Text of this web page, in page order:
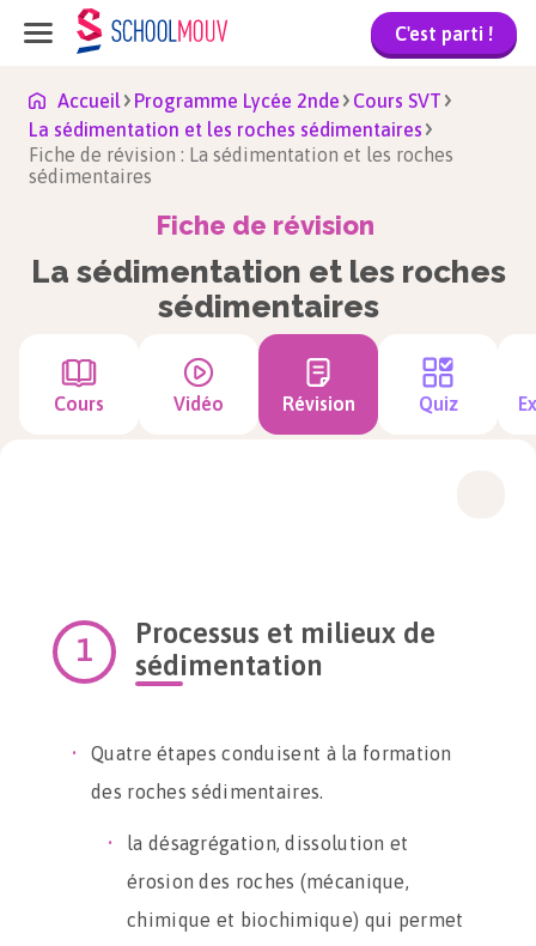
C'est parti !
Accueil Programme Lycée 2nde
Cours SVT
La sédimentation et les roches sédimentaires
Fiche de révision : La sédimentation et les roches
sédimentaires
Fiche de révision
La sédimentation et les roches
sédimentaires
Cours Vidéo Révision Quiz
Processus et milieux de
sédimentation
Quatre étapes conduisent à la formation
des roches sédimentaires.
la désagrégation, dissolution et
érosion des roches (mécanique,
chimique et biochimique) qui permet